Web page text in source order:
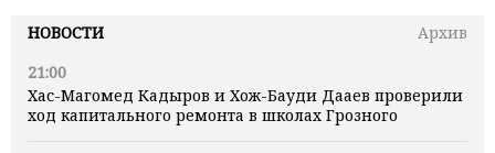
НОВОСТИ
Архив
21:00
Хас-Магомед Кадыров и Хож-Бауди Дааев проверили
ход капитального ремонта в школах Грозного